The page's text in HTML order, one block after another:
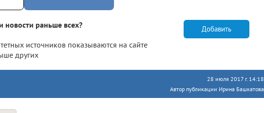
новости раньше всех?
источников показываются на сайте
других
Добавить
28 июля 2017 г. 14:18
Автор публикации Ирина Башкатова